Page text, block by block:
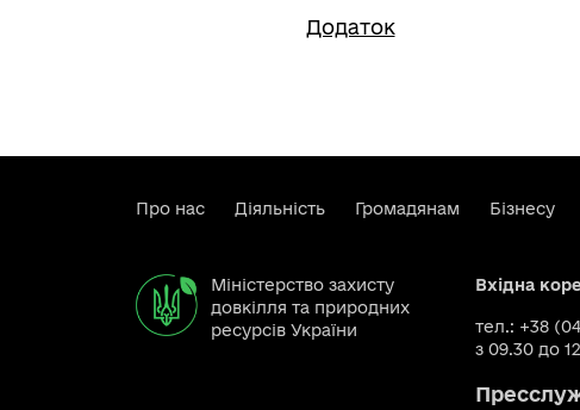
Додаток
Про нас Діяльність Громадянам Бізнесу
Міністерство захисту
довкілля та природних
ресурсів України
Вхідна
тел.: +38
з 09.30 до